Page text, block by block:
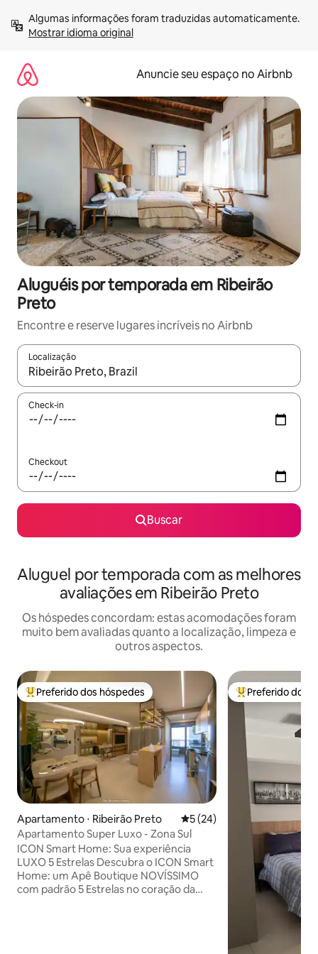
para
Mostrar idioma original
Anuncie seu espaço no Airbnb
Aluguéis por temporada em Ribeirão
Preto
Encontre e reserve lugares incríveis no Airbnb
Localização
Quando os resultados estiverem disponíveis, explore-os
Check-in
Checkout
Buscar
Aluguel por temporada com as melhores
avaliações em Ribeirão Preto
Os hóspedes concordam: estas acomodações foram
muito bem avaliadas quanto a localização, limpeza e
outros aspectos.
Entre os melhores preferidos dos hóspedes
Preferido dos hóspedes
Apartamento ⋅ Ribeirão Preto 5 de uma avaliação média
5 (24)
Apartamento Super Luxo - Zona Sul
ICON Smart Home: Sua experiência
LUXO 5 Estrelas Descubra o ICON Smart
Home: um Apê Boutique NOVÍSSIMO
com padrão 5 Estrelas no coração da
Entre os
Preferido dos